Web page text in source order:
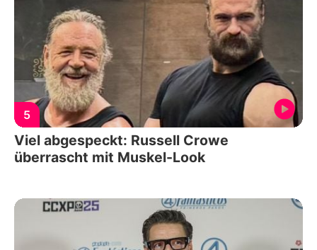
5
Viel abgespeckt: Russell Crowe
überrascht mit Muskel-Look